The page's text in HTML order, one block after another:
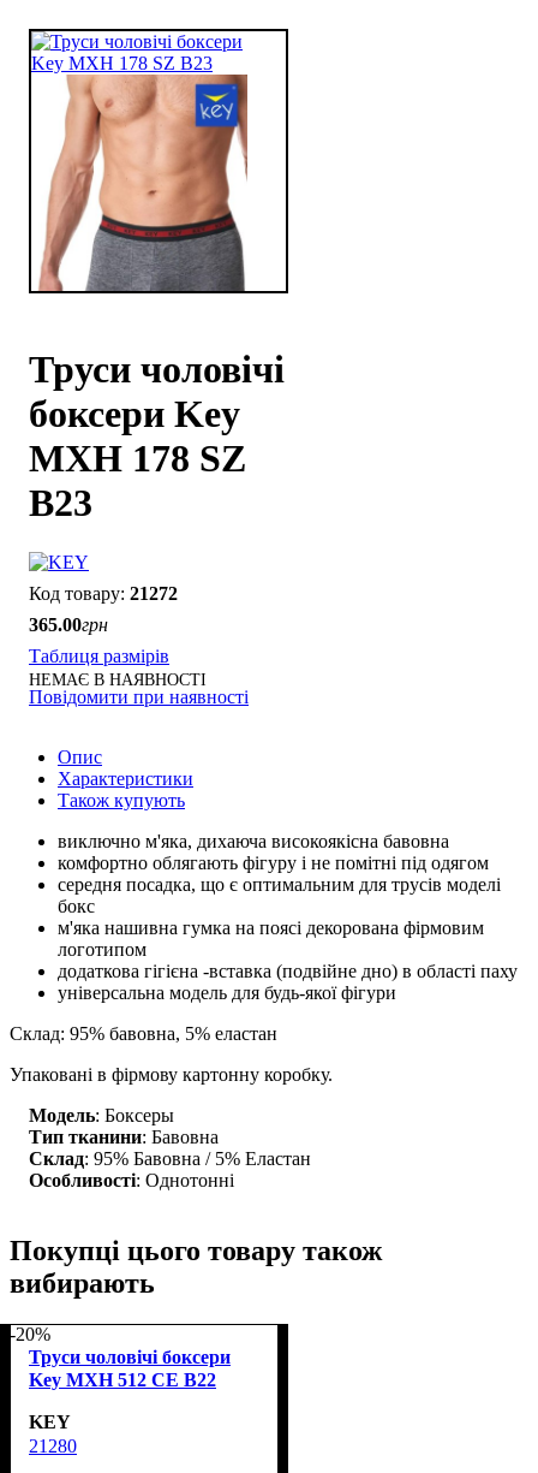
Труси чоловічі
боксери Key
MXH 178 SZ
B23
21272
365.00грн
Таблиця размірів
НЕМАЄ В НАЯВНОСТІ
Повідомити при наявності
Опис
Характеристики
Також купують
виключно м'яка, дихаюча високоякісна бавовна
комфортно облягають фігуру і не помітні під одягом
середня посадка, що є оптимальним для трусів моделі
бокс
м'яка нашивна гумка на поясі декорована фірмовим
логотипом
додаткова гігієна -вставка (подвійне дно) в області паху
універсальна модель для будь-якої фігури
Склад: 95% бавовна, 5% еластан
Упаковані в фірмову картонну коробку.
Модель: Боксеры
Тип тканини: Бавовна
Склад: 95% Бавовна / 5% Еластан
Особливості: Однотонні
Покупці цього товару також
вибирають
-20%
Труси чоловічі боксери
Key MXH 512 CE B22
KEY
21280